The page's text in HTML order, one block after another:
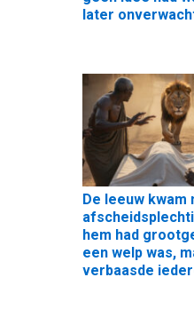
later
De leeuw kwam
hem had
een welp was,
verbaasde